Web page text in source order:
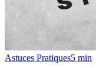
Astuces Pratiques5 min